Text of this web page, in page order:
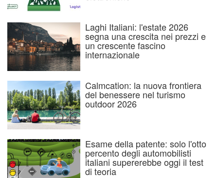
Laghi Italiani: l'estate 2026
segna una crescita nei prezzi e
un crescente fascino
internazionale
Calmcation: la nuova frontiera
del benessere nel turismo
outdoor 2026
Esame della patente: solo l'otto
percento degli automobilisti
italiani supererebbe oggi il test
di teoria